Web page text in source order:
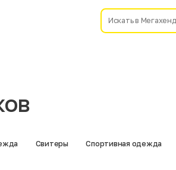
Свитеры Спортивная одежда